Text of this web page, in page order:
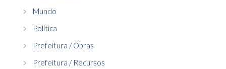
Mundo
Política
Prefeitura / Obras
Prefeitura / Recursos